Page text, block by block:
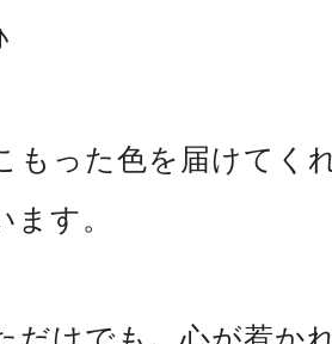
もった色を届けてく
す。